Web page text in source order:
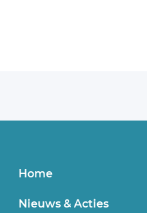
Home
Nieuws & Acties